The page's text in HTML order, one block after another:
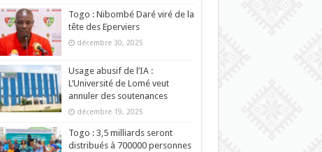
Togo : Nibombé Daré viré de la
tête des Eperviers
décembre 30, 2025
Usage abusif de l’IA :
L’Université de Lomé veut
annuler des soutenances
décembre 19, 2025
Togo : 3,5 milliards seront
distribués à 700000 personnes